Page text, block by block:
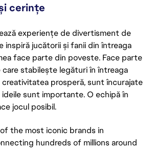
cerințe
experiențe de divertisment de
inspiră jucătorii și fanii din întreaga
face parte din poveste. Face parte
stabilește legături în întreaga
creativitatea prosperă, sunt încurajate
sunt importante. O echipă în
jocul posibil.
of the most iconic brands in
hundreds of millions around